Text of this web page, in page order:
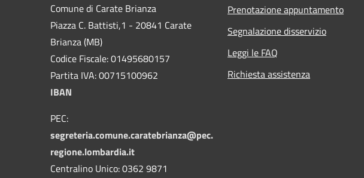
Comune di Carate Brianza
Piazza C. Battisti,1 - 20841 Carate
Brianza (MB)
Codice Fiscale: 01495680157
Partita IVA: 00715100962
IBAN
PEC:
segreteria.comune.caratebrianza@pec.
regione.lombardia.it
Centralino Unico: 0362 9871
Prenotazione appuntamento
Segnalazione disservizio
Leggi le FAQ
Richiesta assistenza